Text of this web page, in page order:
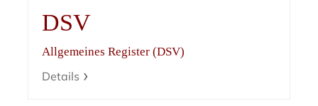
DSV
Allgemeines Register (DSV)
Details